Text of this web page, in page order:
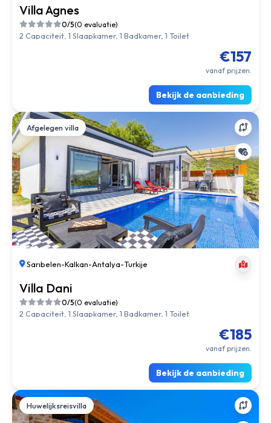
Villa Agnes
0/5(0 evaluatie)
2 Capaciteit, 1 Slaapkamer, 1 Badkamer, 1 Toilet
€157
vanaf prijzen.
Bekijk de aanbieding
Afgelegen villa
Sarıbelen-Kalkan-Antalya-Turkije
Villa Dani
0/5(0 evaluatie)
2 Capaciteit, 1 Slaapkamer, 1 Badkamer, 1 Toilet
€185
vanaf prijzen.
Bekijk de aanbieding
Huwelijksreisvilla